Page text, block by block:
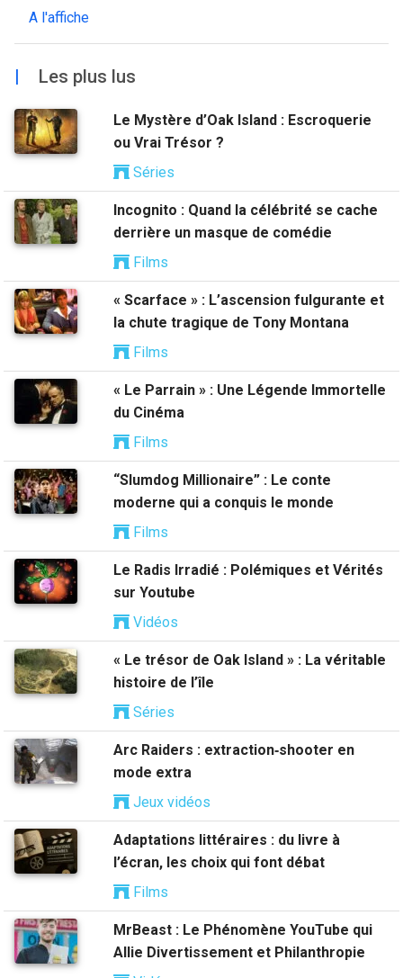
A l'affiche
| Les plus lus
Le Mystère d’Oak Island : Escroquerie
ou Vrai Trésor ?
Séries
Incognito : Quand la célébrité se cache
derrière un masque de comédie
Films
« Scarface » : L’ascension fulgurante et
la chute tragique de Tony Montana
Films
« Le Parrain » : Une Légende Immortelle
du Cinéma
Films
“Slumdog Millionaire” : Le conte
moderne qui a conquis le monde
Films
Le Radis Irradié : Polémiques et Vérités
sur Youtube
Vidéos
« Le trésor de Oak Island » : La véritable
histoire de l’île
Séries
Arc Raiders : extraction‑shooter en
mode extra
Jeux vidéos
Adaptations littéraires : du livre à
l’écran, les choix qui font débat
Films
MrBeast : Le Phénomène YouTube qui
Allie Divertissement et Philanthropie